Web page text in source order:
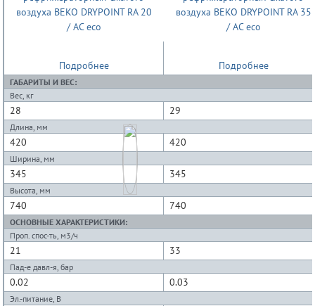
Подробнее Подробнее
ГАБАРИТЫ И ВЕС:
Вес, кг
28 29
Длина, мм
420 420
Ширина, мм
345 345
Высота, мм
740 740
ОСНОВНЫЕ ХАРАКТЕРИСТИКИ:
Проп. спос-ть, м3/ч
21 33
Пад-е давл-я, бар
0.02 0.03
Эл.-питание, В